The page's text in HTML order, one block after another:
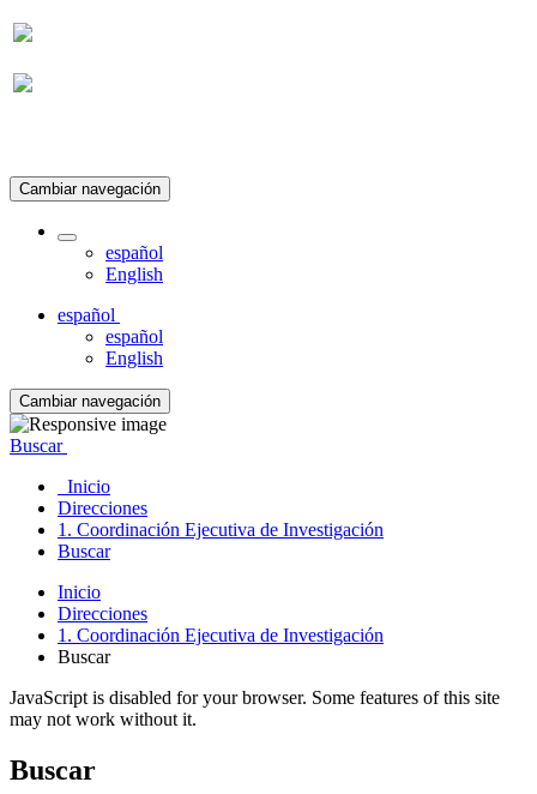
Cambiar navegación
español
English
español
español
English
Cambiar navegación
Buscar
Inicio
Direcciones
1. Coordinación Ejecutiva de Investigación
Buscar
Inicio
Direcciones
1. Coordinación Ejecutiva de Investigación
Buscar
JavaScript is disabled for your browser. Some features of this site
may not work without it.
Buscar